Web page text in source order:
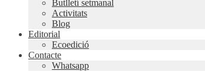
Butlletí setmanal
Activitats
Blog
Editorial
Ecoedició
Contacte
Whatsapp